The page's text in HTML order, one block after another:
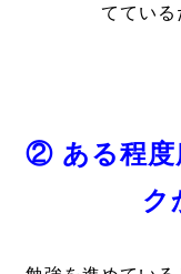
てている
② ある程度
ク